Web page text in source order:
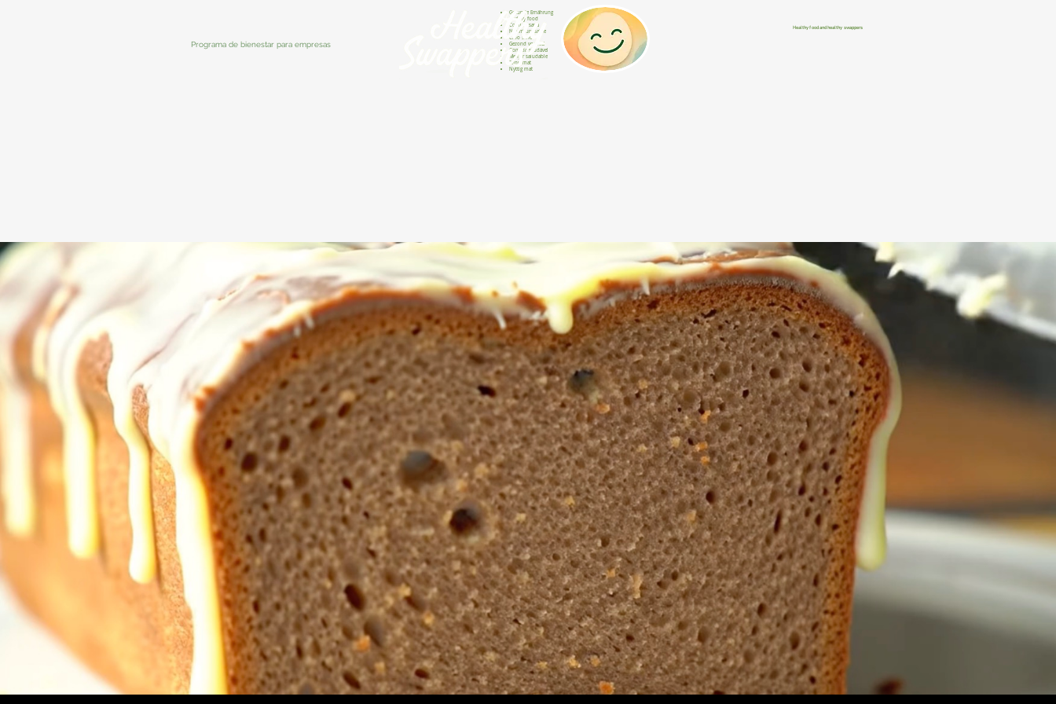
Programa de bienestar para empresas
Gesunde Ernährung
Healthy food
Comida sana
Nourriture saine
Cibo sano
Gezond voedsel
Comida saudável
Menjar saludable
Sunn mat
Nyttig mat
Healthy food and healthy swappers